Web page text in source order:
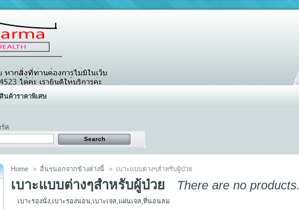
สินค้าราคาพิเศษ
ร์ค
Home > อื่นๆนอกจากข้างล่างนี้ > เบาะแบบต่างๆสำหรับผู้ป่วย
เบาะแบบต่างๆสำหรับผู้ป่วย There are no products.
เบาะรองนั่ง,เบาะรองนอน,เบาะเจล,แผ่นเจล,ที่นอนลม